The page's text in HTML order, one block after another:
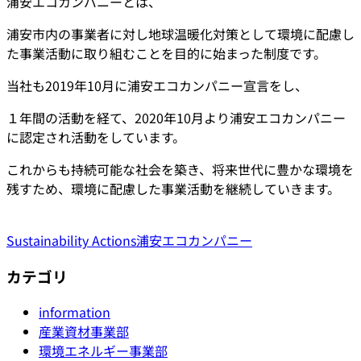
浦安市内の事業者に対し地球温暖化対策として環境に配慮し
た事業活動に取り組むことを目的に始まった制度です。
当社も2019年10月に浦安エコカンパニー宣言をし、
１年間の活動を経て、2020年10月より浦安エコカンパニー
に認定され活動をしています。
これからも持続可能な社会を築き、将来世代に豊かな環境を
残すため、環境に配慮した事業活動を継続していきます。
Sustainability Actions浦安エコカンパニー
カテゴリ
information
産業資材事業部
環境エネルギー事業部